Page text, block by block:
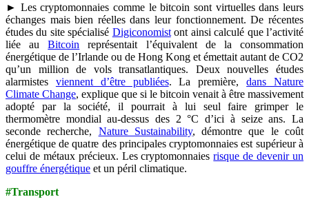
► Les cryptomonnaies comme le bitcoin sont virtuelles dans leurs
échanges mais bien réelles dans leur fonctionnement. De récentes
études du site spécialisé Digiconomistont ainsi calculé que l’activité
liée auBitcoin représentait l’équivalent de la consommation
énergétique de l’Irlande ou de Hong Kong et émettait autant de CO2
qu’un million de vols transatlantiques. Deux nouvelles études
alarmistes viennent d’être publiées. La première,dans Nature
Climate Change, explique que si le bitcoin venait à être massivement
adopté par la société, il pourrait à lui seul faire grimper le
thermomètre mondial au-dessus des 2 °C d’ici à seize ans. La
seconde recherche, Nature Sustainability, démontre que le coût
énergétique de quatre des principales cryptomonnaies est supérieur à
celui de métaux précieux. Les cryptomonnaiesrisque de devenir un
gouffre énergétique et un péril climatique.
#Transport